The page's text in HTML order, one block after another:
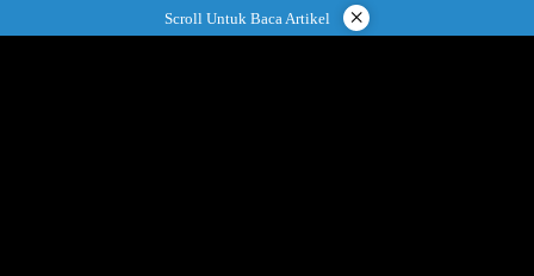
ke
Scroll Untuk Baca Artikel ×